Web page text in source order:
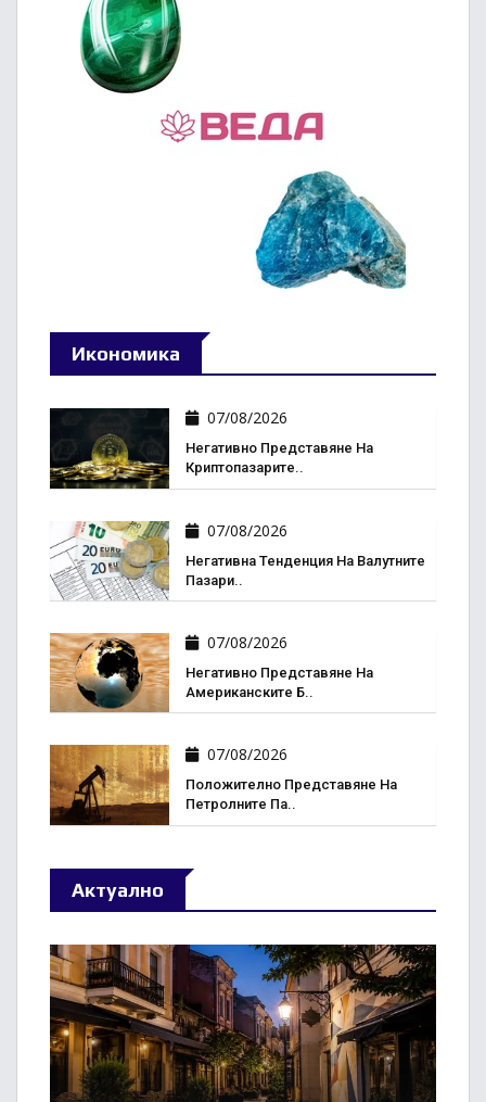
Икономика
07/08/2026
Негативно Представяне На
Криптопазарите..
07/08/2026
Негативна Тенденция На Валутните
Пазари..
07/08/2026
Негативно Представяне На
Американските Б..
07/08/2026
Положително Представяне На
Петролните Па..
Актуално